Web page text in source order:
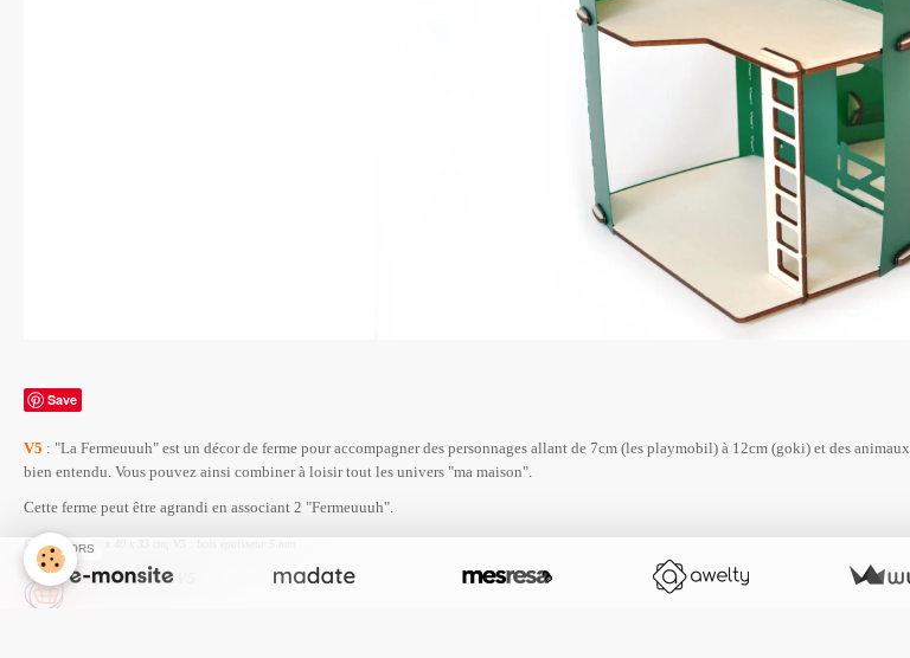
Save
V5 : "La Fermeuuuh" est un décor de ferme pour accompagner des personnages allant de 7cm (les playmobil) à 12cm (goki) et des animaux
bien entendu. Vous pouvez ainsi combiner à loisir tout les univers "ma maison".
Cette ferme peut être agrandi en associant 2 "Fermeuuuh".
Dimensions : 29 x 40 x 33 cm, V5 : bois épaisseur 5 mm
Réf : J-Ferm01V5
SPONSORS